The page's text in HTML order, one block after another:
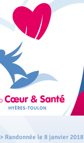
> Randonnée le 8 janvier 2018